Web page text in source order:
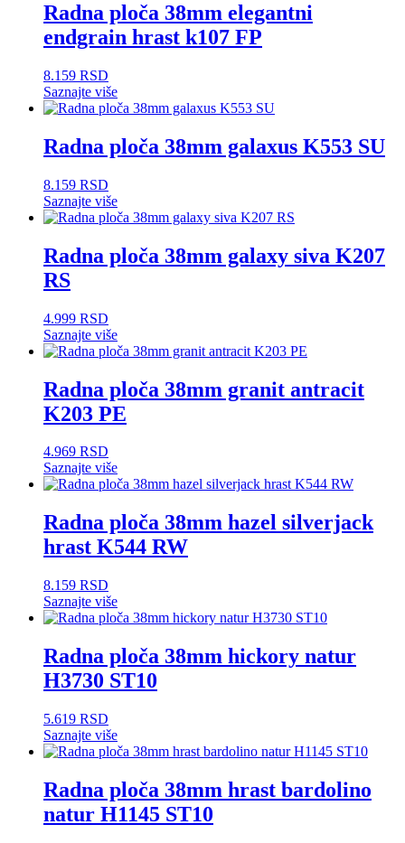
Radna ploča 38mm elegantni
endgrain hrast k107 FP
8.159 RSD
Saznajte više
Radna ploča 38mm galaxus K553 SU
8.159 RSD
Saznajte više
Radna ploča 38mm galaxy siva K207
RS
4.999 RSD
Saznajte više
Radna ploča 38mm granit antracit
K203 PE
4.969 RSD
Saznajte više
Radna ploča 38mm hazel silverjack
hrast K544 RW
8.159 RSD
Saznajte više
Radna ploča 38mm hickory natur
H3730 ST10
5.619 RSD
Saznajte više
Radna ploča 38mm hrast bardolino
natur H1145 ST10